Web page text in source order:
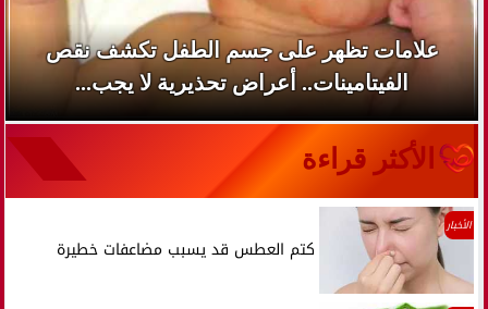
علامات تظهر على جسم الطفل تكشف نقص
الفيتامينات.. أعراض تحذيرية لا يجب...
الأكثر قراءة
الأخبار
كتم العطس قد يسبب مضاعفات خطيرة